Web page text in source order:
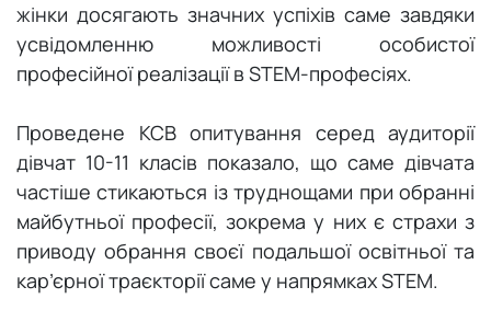
жінки досягають значних успіхів саме завдяки
усвідомленню можливості особистої
професійної реалізації в STEM-професіях.
Проведене КСВ опитування серед аудиторії
дівчат 10-11 класів показало, що саме дівчата
частіше стикаються із труднощами при обранні
майбутньої професії, зокрема у них є страхи з
приводу обрання своєї подальшої освітньої та
кар’єрної траєкторії саме у напрямках STEM.